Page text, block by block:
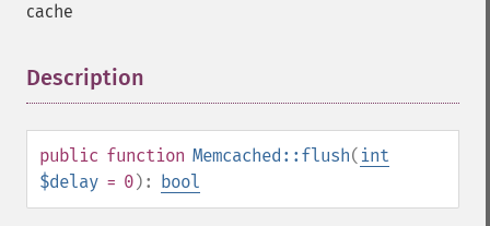
cache
Description
public function Memcached::flush( int
$delay = 0): bool